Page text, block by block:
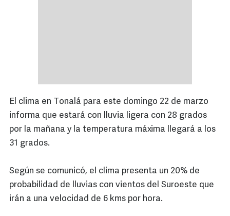
El clima en Tonalá para este domingo 22 de marzo
informa que estará con lluvia ligera con 28 grados
por la mañana y la temperatura máxima llegará a los
31 grados.
Según se comunicó, el clima presenta un 20% de
probabilidad de lluvias con vientos del Suroeste que
irán a una velocidad de 6 kms por hora.